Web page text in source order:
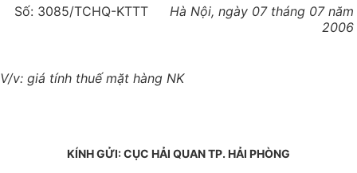
Số: 3085/TCHQ-KTTT
Hà Nội, ngày 07 tháng 07 năm
2006
V/v: giá tính thuế mặt hàng NK
KÍNH GỬI: CỤC HẢI QUAN TP. HẢI PHÒNG